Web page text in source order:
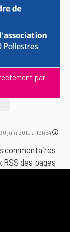
par
juin 2010 à 19h54
commentaires
RSS des pages